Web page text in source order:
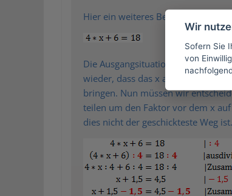
Hier ein weiteres Beispiel welches
Die Ausgangsituation ist ähnlich,
wieder, dass das x auf der linken
bringen. Nun müssen wir
teilen um den Faktor vor dem x
dies nicht der geschickteste Weg ist.
Wir
Sofern Sie
von